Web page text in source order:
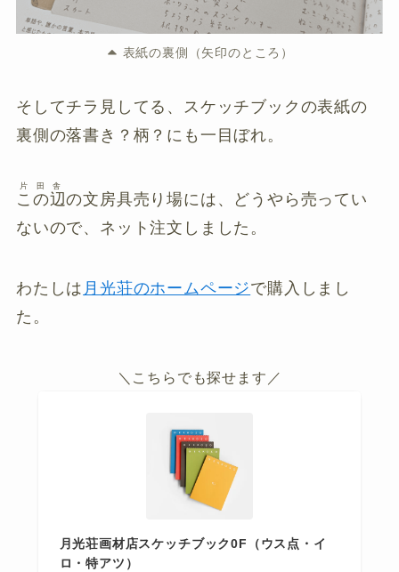
表紙の裏側（矢印のところ）
そしてチラ見してる、スケッチブックの表紙の
裏側の落書き？柄？にも一目ぼれ。
この辺
片田舎
の文房具売り場には、どうやら売ってい
ないので、ネット注文しました。
わたしは 月光荘のホームページで購入しまし
た。
＼こちらでも探せます／
月光荘画材店スケッチブック0F（ウス点・イ
ロ・特アツ）